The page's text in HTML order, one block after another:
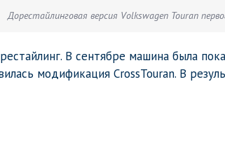
Дорестайлинговая версия Volkswagen Touran
В сентябре машина была
модификация CrossTouran. В